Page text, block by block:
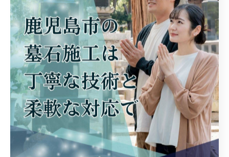
ごとに異なる希望がある場合は、第三者である業者や専
門家に同席してもらうことで冷静な意見交換が可能で
す。実際に、家族の意見をまとめてから業者に相談した
ことで、作業がスムーズに進んだという体験談も多く寄
せられています。
家族の声を活かすためには、意見をまとめる際の進行役
を決める、記録を残す、必要に応じて専門家の意見を取
り入れるなどの工夫が効果的です。これにより、全員が
納得できる形で墓じまいを進めることができ、後悔やト
ラブルを防ぐことにつながります。